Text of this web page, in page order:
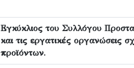
Εγκύκλιος του Συλλόγου
και τις εργατικές οργανώσεις
προϊόντων.